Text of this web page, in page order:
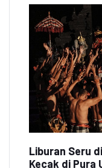
Liburan Seru
Kecak di Pura